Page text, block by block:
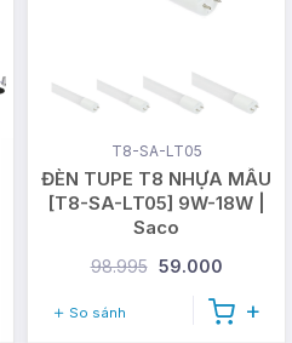
T8-SA-LT05
ĐÈN TUPE T8 NHỰA MẪU
[T8-SA-LT05] 9W-18W |
Saco
98.995 59.000
So sánh